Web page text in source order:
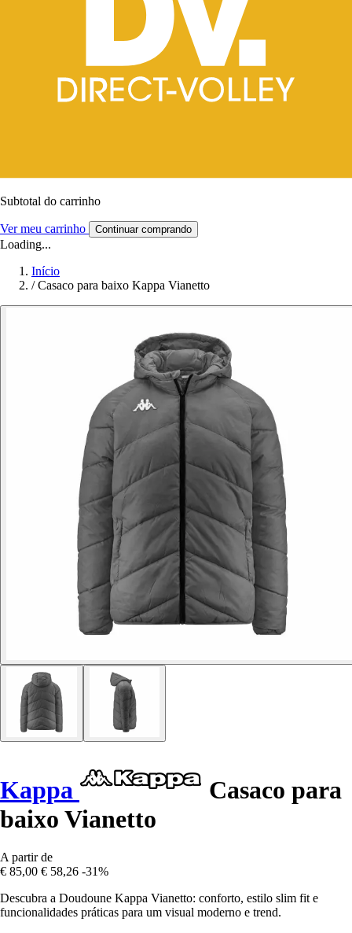
Subtotal do carrinho
Ver meu carrinho Continuar comprando
Loading...
Início
/ Casaco para baixo Kappa Vianetto
Kappa
Casaco para
baixo Vianetto
A partir de
€ 85,00 € 58,26 -31%
Descubra a Doudoune Kappa Vianetto: conforto, estilo slim fit e
funcionalidades práticas para um visual moderno e trend.